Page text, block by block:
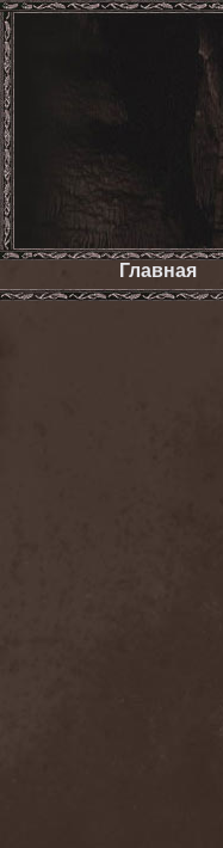
Главная